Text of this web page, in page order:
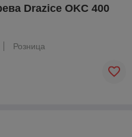
Drazice OKC 400
Розница